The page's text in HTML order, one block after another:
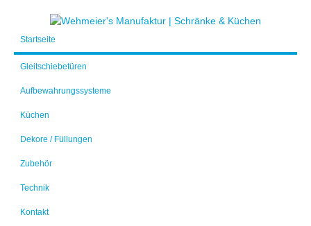
Startseite
Gleitschiebetüren
Aufbewahrungssysteme
Küchen
Dekore / Füllungen
Zubehör
Technik
Kontakt